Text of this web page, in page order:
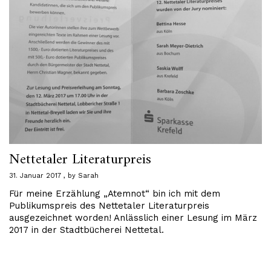
Nettetaler Literaturpreis
31. Januar 2017 by Sarah
Für meine Erzählung „Atemnot“ bin ich mit dem
Publikumspreis des Nettetaler Literaturpreis
ausgezeichnet worden! Anlässlich einer Lesung im März
2017 in der Stadtbücherei Nettetal.